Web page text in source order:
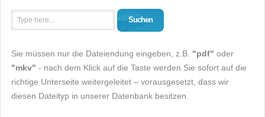
Suchen
Sie müssen nur die Dateiendung eingeben, z.B. "pdf" oder
"mkv" - nach dem Klick auf die Taste werden Sie sofort auf die
richtige Unterseite weitergeleitet – vorausgesetzt, dass wir
diesen Dateityp in unserer Datenbank besitzen.